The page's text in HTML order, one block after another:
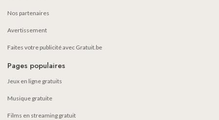
Nos partenaires
Avertissement
Faites votre publicité avec Gratuit.be
Pages populaires
Jeux en ligne gratuits
Musique gratuite
Films en streaming gratuit